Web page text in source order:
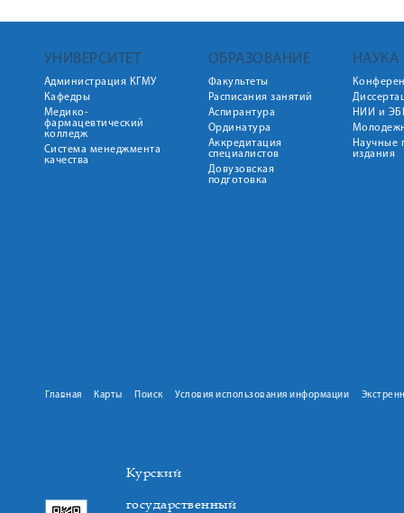
УНИВЕРСИТЕТ
Администрация КГМУ
Кафедры
Медико-
фармацевтический
колледж
Система менеджмента
качества
ОБРАЗОВАНИЕ
Факультеты
Расписания занятий
Аспирантура
Ординатура
Аккредитация
специалистов
Довузовская
подготовка
НАУКА
НИИ и
Научные
издания
Главная Карты Поиск Условия использования информации
Курский
государственный